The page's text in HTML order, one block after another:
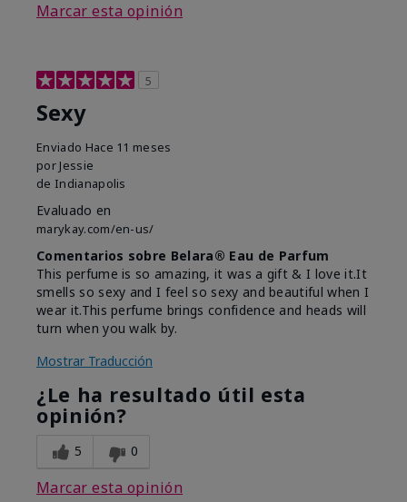
Marcar esta opinión
5
Sexy
Enviado Hace 11 meses
por Jessie
de Indianapolis
Evaluado en
marykay.com/en-us/
Comentarios sobre Belara® Eau de Parfum
This perfume is so amazing, it was a gift & I love it.It
smells so sexy and I feel so sexy and beautiful when I
wear it.This perfume brings confidence and heads will
turn when you walk by.
Mostrar Traducción
¿Le ha resultado útil esta
opinión?
5 0
Marcar esta opinión